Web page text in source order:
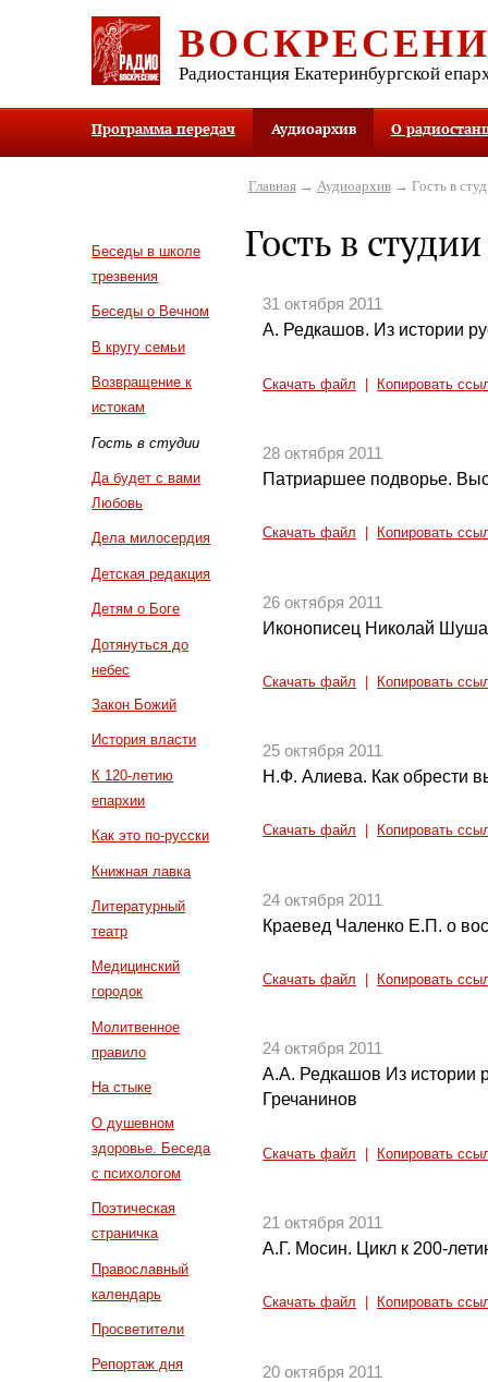
Радиостанция Екатеринбургской
Программа передач Аудиоархив О
Беседы в школе
трезвения
Беседы о Вечном
В кругу семьи
Возвращение к
истокам
Гость в студии
Да будет с вами
Любовь
Дела милосердия
Детская редакция
Детям о Боге
Дотянуться до
небес
Закон Божий
История власти
К 120-летию
епархии
Как это по-русски
Книжная лавка
Литературный
театр
Медицинский
городок
Молитвенное
правило
На стыке
О душевном
здоровье. Беседа
с психологом
Поэтическая
страничка
Православный
календарь
Просветители
Репортаж дня
Главная→ Аудиоархив→ Гость в
Гость в студии
31 октября 2011
А. Редкашов. Из истории
Скачать файл Копировать
28 октября 2011
Патриаршее подворье.
Скачать файл Копировать
26 октября 2011
Иконописец Николай
Скачать файл Копировать
25 октября 2011
Н.Ф. Алиева. Как обрести
Скачать файл Копировать
24 октября 2011
Краевед Чаленко Е.П. о
Скачать файл Копировать
24 октября 2011
А.А. Редкашов Из истории
Гречанинов
Скачать файл Копировать
21 октября 2011
А.Г. Мосин. Цикл к 200-
Скачать файл Копировать
20 октября 2011